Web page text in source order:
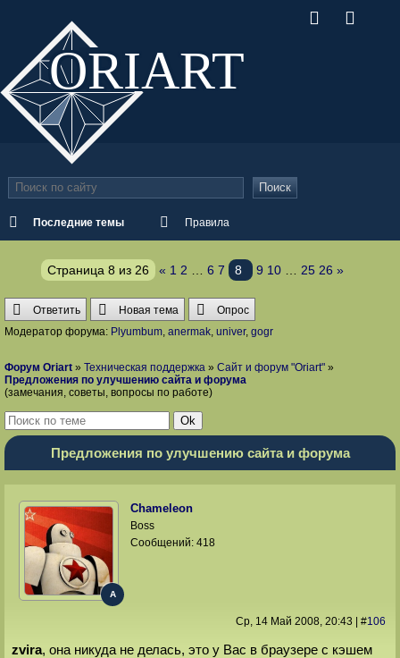
ORIART
Последние темы Правила
Поиск
Страница 8 из 26 « 1 2 6 7 8 9 10 25 26 »
Ответить Новая тема
Опрос
Модератор форума: Plyumbum, anermak, univer, gogr
Форум Oriart » Техническая поддержка » Сайт и форум "Oriart" »
Предложения по улучшению сайта и форума
(замечания, советы, вопросы по работе)
Предложения по улучшению сайта и форума
Chameleon
A
Boss
Сообщений:418
Ср, 14 Май 2008, 20:43 #106
zvira, она никуда не делась, это у Вас в браузере с кэшем